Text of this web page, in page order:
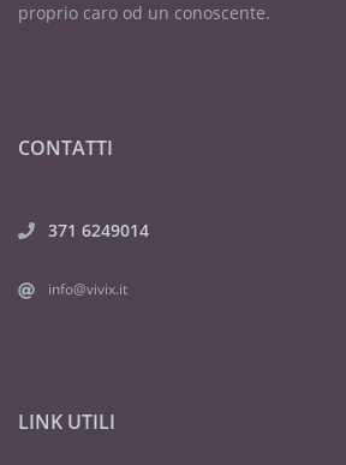
proprio caro od un conoscente.
CONTATTI
371 6249014
info@vivix.it
LINK UTILI